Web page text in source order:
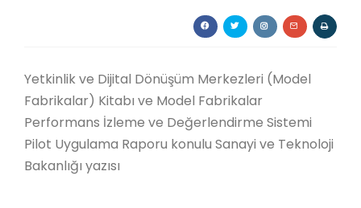
Yetkinlik ve Dijital Dönüşüm Merkezleri (Model
Fabrikalar) Kitabı ve Model Fabrikalar
Performans İzleme ve Değerlendirme Sistemi
Pilot Uygulama Raporu konulu Sanayi ve Teknoloji
Bakanlığı yazısı